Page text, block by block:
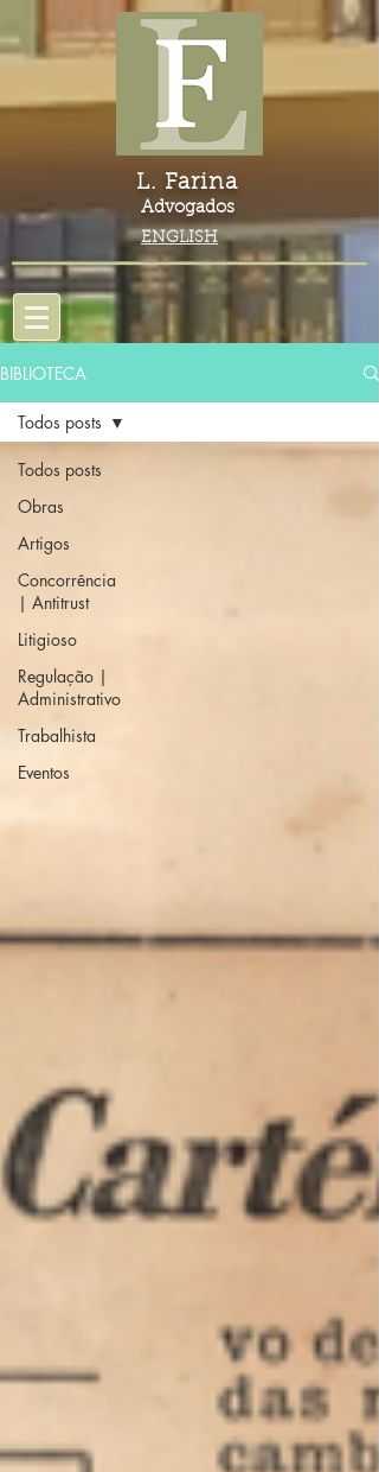
L. Farina
Advogados
ENGLISH
BIBLIOTECA
Todos posts
Obras
Artigos
Concorrência
| Antitrust
Litigioso
Regulação |
Administrativo
Trabalhista
Eventos
Todos posts